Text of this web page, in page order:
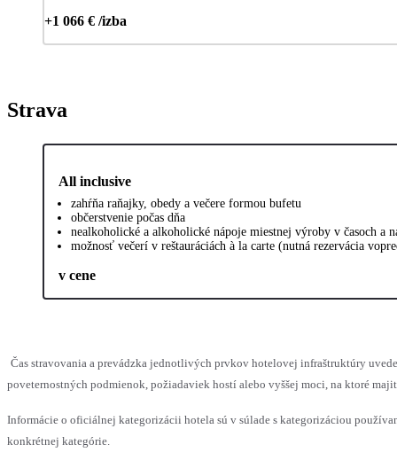
+1 066 € /izba
Strava
All inclusive
zahŕňa raňajky, obedy a večere formou bufetu
občerstvenie počas dňa
nealkoholické a alkoholické nápoje miestnej výroby v časoch a
možnosť večerí v reštauráciách à la carte (nutná rezervácia
v cene
Čas stravovania a prevádzka jednotlivých prvkov hotelovej infraštruktúry
poveternostných podmienok, požiadaviek hostí alebo vyššej moci, na ktoré
Informácie o oficiálnej kategorizácii hotela sú v súlade s kategorizáciou
konkrétnej kategórie.